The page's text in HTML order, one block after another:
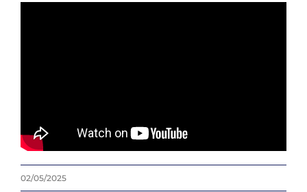
02/05/2025